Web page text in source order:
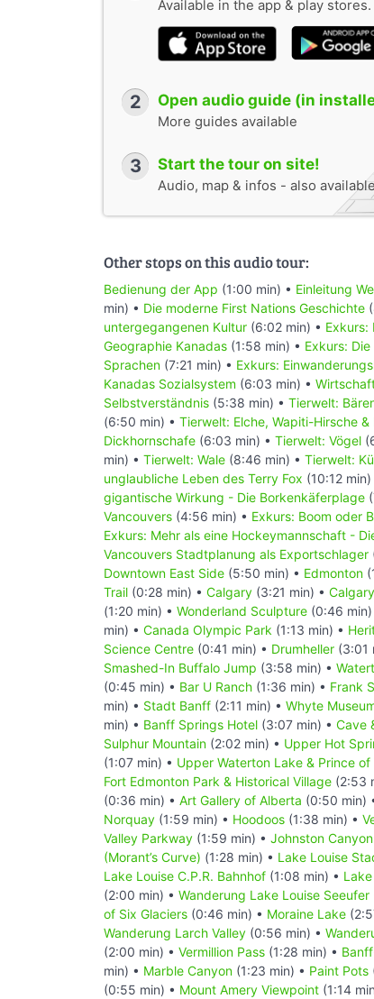
Available in the app & play stores.
2 Open audio guide (in
More guides available
3 Start the tour on site!
Audio, map & infos - also
Other stops on this audio tour:
Bedienung der App (1:00 min) • Einleitung
min) • Die moderne First Nations Geschichte
untergegangenen Kultur (6:02 min) • Exkurs:
Geographie Kanadas (1:58 min) • Exkurs:
Sprachen (7:21 min) • Exkurs:
Kanadas Sozialsystem (6:03 min) •
Selbstverständnis (5:38 min) • Tierwelt:
(6:50 min) • Tierwelt: Elche, Wapiti-Hirsche &
Dickhornschafe (6:03 min) • Tierwelt: Vögel
min) • Tierwelt: Wale (8:46 min) • Tierwelt:
unglaubliche Leben des Terry Fox (10:12 min)
gigantische Wirkung - Die Borkenkäferplage
Vancouvers (4:56 min) • Exkurs: Boom oder
Exkurs: Mehr als eine Hockeymannschaft -
Vancouvers Stadtplanung als Exportschlager
Downtown East Side (5:50 min) • Edmonton
Trail (0:28 min) • Calgary (3:21 min) •
(1:20 min) • Wonderland Sculpture (0:46 min)
min) • Canada Olympic Park (1:13 min) •
Science Centre (0:41 min) • Drumheller (3:01
Smashed-In Buffalo Jump (3:58 min) •
(0:45 min) • Bar U Ranch (1:36 min) • Frank
min) • Stadt Banff (2:11 min) • Whyte
min) • Banff Springs Hotel (3:07 min) • Cave
Sulphur Mountain (2:02 min) • Upper Hot
(1:07 min) • Upper Waterton Lake & Prince of
Fort Edmonton Park & Historical Village (2:53
(0:36 min) • Art Gallery of Alberta (0:50 min)
Norquay (1:59 min) • Hoodoos (1:38 min) •
Valley Parkway (1:59 min) • Johnston Canyon
(Morant’s Curve) (1:28 min) • Lake Louise
Lake Louise C.P.R. Bahnhof (1:08 min) •
(2:00 min) • Wanderung Lake Louise Seeufer
of Six Glaciers (0:46 min) • Moraine Lake
Wanderung Larch Valley (0:56 min) •
(2:00 min) • Vermillion Pass (1:28 min) •
min) • Marble Canyon (1:23 min) • Paint Pots
(0:55 min) • Mount Amery Viewpoint (1:14